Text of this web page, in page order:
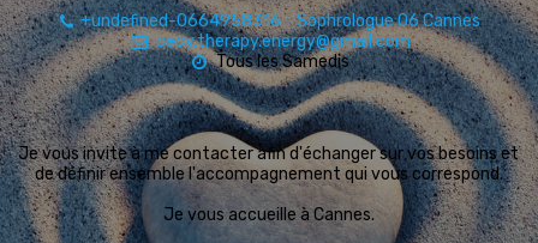
+undefined-0664958316-Sophrologue 06 Cannes
cecy.therapy.energy@gmail.com
Tous les Samedis
Je vous invite à me contacter afin d'échanger sur vos besoins et
de définir ensemble l'accompagnement qui vous correspond.
Je vous accueille à Cannes.